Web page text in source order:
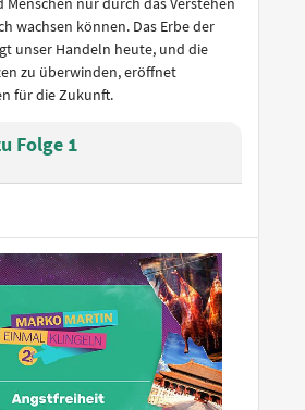
wachsen können. Das Erbe der
unser Handeln heute, und die
zu überwinden, eröffnet
für die Zukunft.
Folge 1